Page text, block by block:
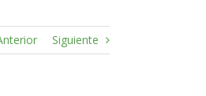
Siguiente